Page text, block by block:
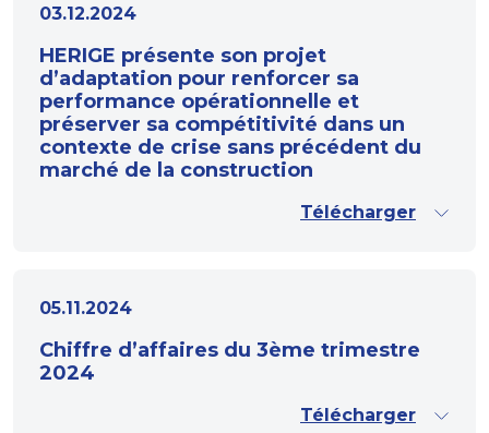
03.12.2024
HERIGE présente son projet
d’adaptation pour renforcer sa
performance opérationnelle et
préserver sa compétitivité dans un
contexte de crise sans précédent du
marché de la construction
Télécharger
05.11.2024
Chiffre d’affaires du 3ème trimestre
2024
Télécharger